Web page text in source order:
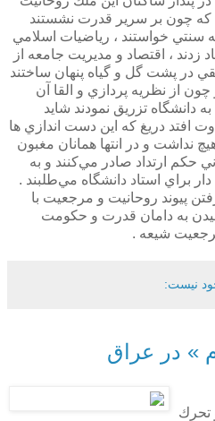
چون بر سرير قدرت نشستند
سنتي خواستند ، رياضيات اسلامي
زدند ، اقتصاد و مديريت جامعه از
در پشت گل و گياه پنهان ساختند
از نظريه پردازي و القا آن
تزريق نمودند شايد
افتد دريغ كه اين دست اندازي ها
نداشت و در انتها همانان مغبون
حكم ارتداد صادر مي‌كنند و به
براي استاد دانشگاه مي‌طلبند .
پيوند روحانيت و مرجعيت با
به دامان قدرت و حكومت
شيعه .
نیست:
» در عراق
تحرك